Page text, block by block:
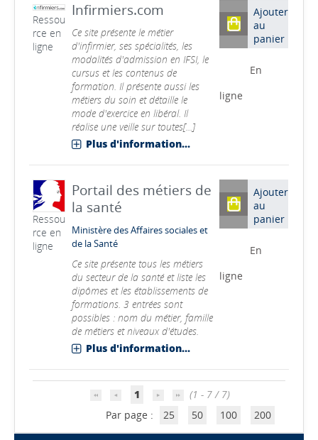
Ressou
rce en
ligne
Infirmiers.com
Ce site présente le métier
d'infirmier, ses spécialités, les
modalités d'admission en IFSI, le
cursus et les contenus de
formation. Il présente aussi les
métiers du soin et détaille le
mode d'exercice en libéral. Il
réalise une veille sur toutes[...]
Plus d'information...
Ajouter
au
panier
En
ligne
Ressou
rce en
ligne
Portail des métiers de
la santé
Ministère des Affaires sociales et
de la Santé
Ce site présente tous les métiers
du secteur de la santé et liste les
dipômes et les établissements de
formations. 3 entrées sont
possibles : nom du métier, famille
de métiers et niveaux d'études.
Plus d'information...
Ajouter
au
panier
En
ligne
1
(1 - 7 / 7)
Par page :
25 50 100 200